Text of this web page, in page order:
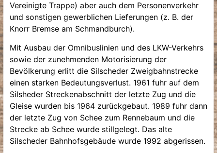
Vereinigte Trappe) aber auch dem Personenverkehr
und sonstigen gewerblichen Lieferungen (z. B. der
Knorr Bremse am Schmandburch).
Mit Ausbau der Omnibuslinien und des LKW-Verkehrs
sowie der zunehmenden Motorisierung der
Bevölkerung erlitt die Silscheder Zweigbahnstrecke
einen starken Bedeutungsverlust. 1961 fuhr auf dem
Silsheder Streckenabschnitt der letzte Zug und die
Gleise wurden bis 1964 zurückgebaut. 1989 fuhr dann
der letzte Zug von Schee zum Rennebaum und die
Strecke ab Schee wurde stillgelegt. Das alte
Silscheder Bahnhofsgebäude wurde 1992 abgerissen.